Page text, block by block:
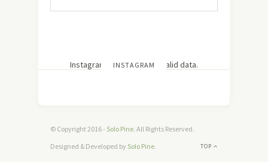
INSTAGRAM
Instagram has returned invalid data.
© Copyright 2016 - Solo Pine. All Rights Reserved.
TOP
Designed & Developed by Solo Pine.